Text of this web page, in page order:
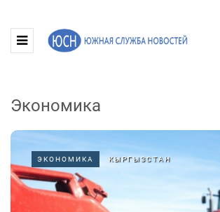
Экономика
ЭКОНОМИКА КЫРГЫЗСТАН